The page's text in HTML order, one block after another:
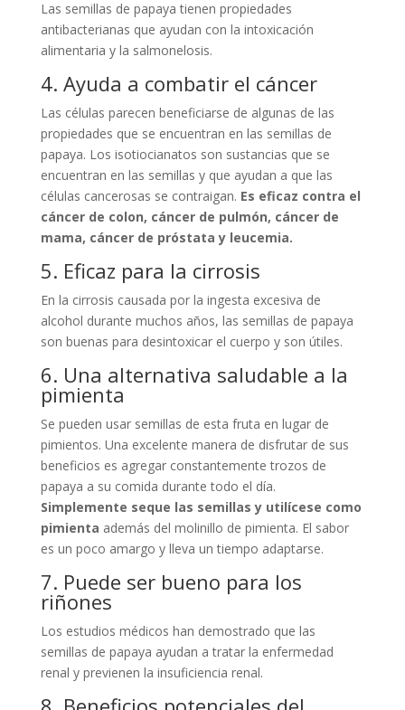
Las semillas de papaya tienen propiedades
antibacterianas que ayudan con la intoxicación
alimentaria y la salmonelosis.
4. Ayuda a combatir el cáncer
Las células parecen beneficiarse de algunas de las
propiedades que se encuentran en las semillas de
papaya. Los isotiocianatos son sustancias que se
encuentran en las semillas y que ayudan a que las
células cancerosas se contraigan. Es eficaz contra el
cáncer de colon, cáncer de pulmón, cáncer de
mama, cáncer de próstata y leucemia.
5. Eficaz para la cirrosis
En la cirrosis causada por la ingesta excesiva de
alcohol durante muchos años, las semillas de papaya
son buenas para desintoxicar el cuerpo y son útiles.
6. Una alternativa saludable a la
pimienta
Se pueden usar semillas de esta fruta en lugar de
pimientos. Una excelente manera de disfrutar de sus
beneficios es agregar constantemente trozos de
papaya a su comida durante todo el día.
Simplemente seque las semillas y utilícese como
pimienta además del molinillo de pimienta. El sabor
es un poco amargo y lleva un tiempo adaptarse.
7. Puede ser bueno para los
riñones
Los estudios médicos han demostrado que las
semillas de papaya ayudan a tratar la enfermedad
renal y previenen la insuficiencia renal.